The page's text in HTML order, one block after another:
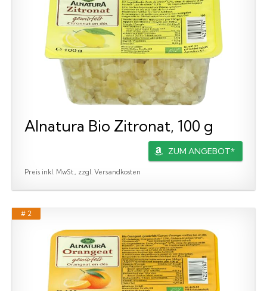
Alnatura Bio Zitronat, 100 g
ZUM ANGEBOT*
Preis inkl. MwSt., zzgl. Versandkosten
# 2